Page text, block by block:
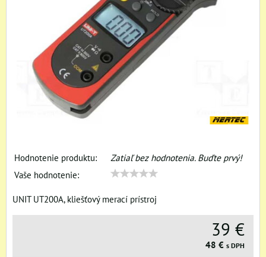
Hodnotenie produktu:
Zatiaľ bez hodnotenia. Buďte prvý!
Vaše hodnotenie:
UNIT UT200A, kliešťový merací prístroj
39 €
48 € s DPH